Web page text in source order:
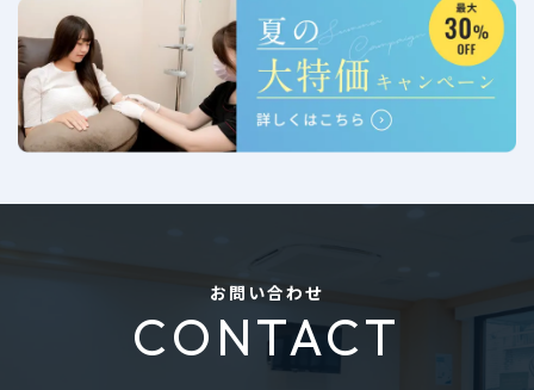
お問い合わせ
CONTACT